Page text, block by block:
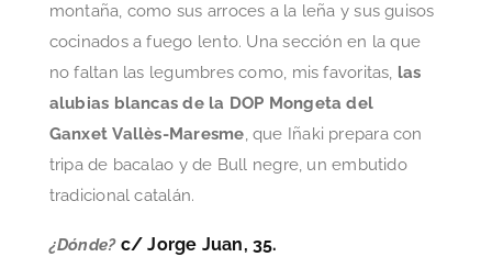
montaña, como sus arroces a la leña y sus guisos
cocinados a fuego lento. Una sección en la que
no faltan las legumbres como, mis favoritas, las
alubias blancas de la DOP Mongeta del
Ganxet Vallès-Maresme, que Iñaki prepara con
tripa de bacalao y de Bull negre, un embutido
tradicional catalán.
¿Dónde? c/ Jorge Juan, 35.